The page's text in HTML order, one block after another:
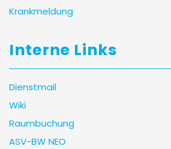
Krankmeldung
Interne Links
Dienstmail
Wiki
Raumbuchung
ASV-BW NEO